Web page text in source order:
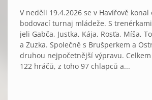
V neděli 19.4.2026 se v Havířově
bodovací turnaj mládeže. S
jeli Gabča, Justka, Kája, Rosťa, Míša,
a Zuzka. Společně s Brušperkem a
druhou nejpočetnější výpravu.
122 hráčů, z toho 97 chlapců a...